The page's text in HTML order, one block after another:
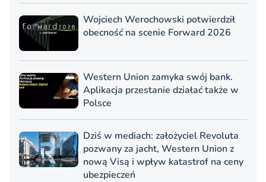
Wojciech Werochowski potwierdził
obecność na scenie Forward 2026
Western Union zamyka swój bank.
Aplikacja przestanie działać także w
Polsce
Dziś w mediach: założyciel Revoluta
pozwany za jacht, Western Union z
nową Visą i wpływ katastrof na ceny
ubezpieczeń